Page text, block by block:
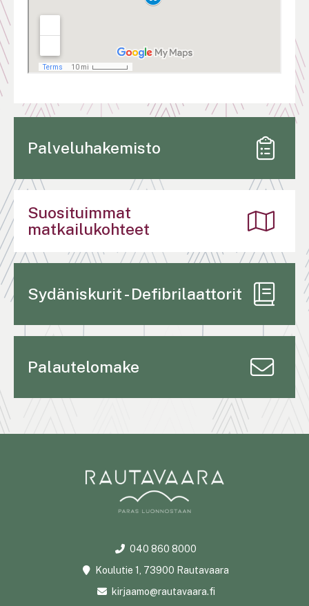
Palveluhakemisto
Suosituimmat
matkailukohteet
Sydäniskurit - Defibrilaattorit
Palautelomake
040 860 8000
Koulutie 1, 73900 Rautavaara
kirjaamo@rautavaara.fi